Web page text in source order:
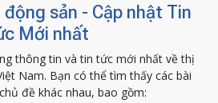
sản - Cập nhật Tin
Mới nhất
thông tin và tin tức mới nhất về thị
Nam. Bạn có thể tìm thấy các bài
đề khác nhau, bao gồm: